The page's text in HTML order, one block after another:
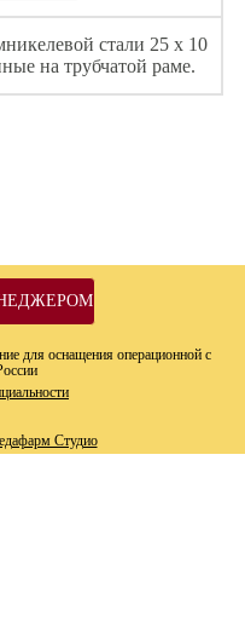
стали 25 х 10
на трубчатой ​​раме.
для оснащения операционной с
Студио